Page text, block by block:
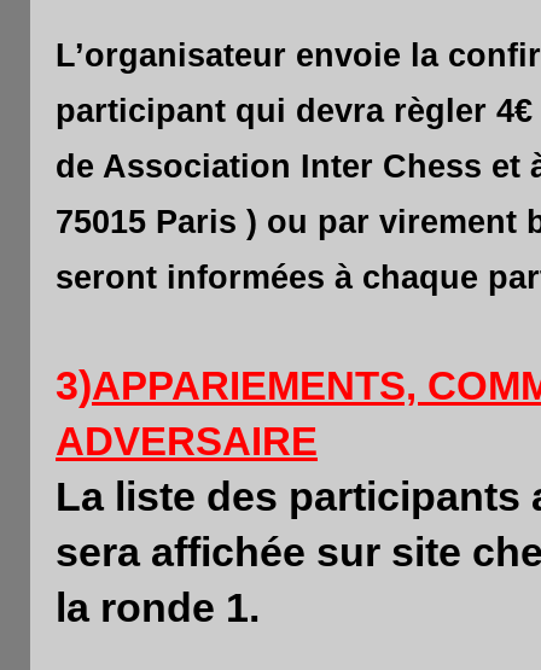
L’organisateur envoie la
participant qui devra règler
de Association Inter Chess et
75015 Paris ) ou par virement
seront informées à chaque
3)APPARIEMENTS,
ADVERSAIRE
La liste des participants
sera affichée sur site
la ronde 1.